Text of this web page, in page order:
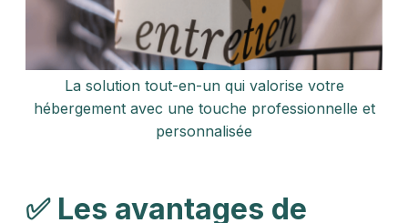
La solution tout-en-un qui valorise votre
hébergement avec une touche professionnelle et
personnalisée
✅ Les avantages de